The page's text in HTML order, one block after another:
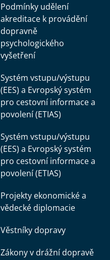
Podmínky udělení
akreditace k provádění
dopravně
psychologického
vyšetření
Systém vstupu/výstupu
(EES) a Evropský systém
pro cestovní informace a
povolení (ETIAS)
Systém vstupu/výstupu
(EES) a Evropský systém
pro cestovní informace a
povolení (ETIAS)
Projekty ekonomické a
vědecké diplomacie
Věstníky dopravy
Zákony v drážní dopravě